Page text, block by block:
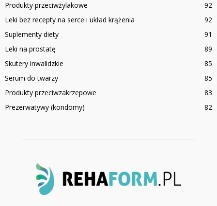
Produkty przeciwżylakowe
92
Leki bez recepty na serce i układ krążenia
92
Suplementy diety
91
Leki na prostatę
89
Skutery inwalidzkie
85
Serum do twarzy
85
Produkty przeciwzakrzepowe
83
Prezerwatywy (kondomy)
82